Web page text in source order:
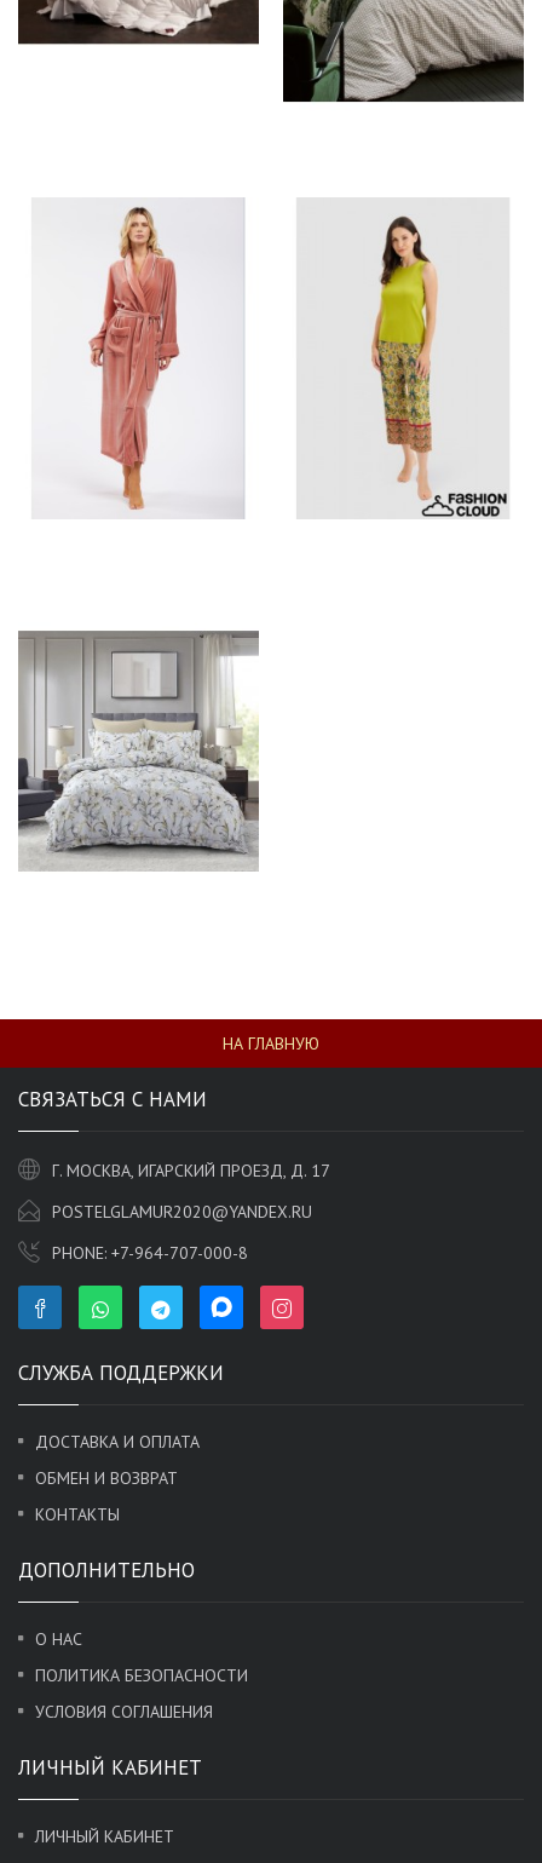
НА ГЛАВНУЮ
СВЯЗАТЬСЯ С НАМИ
Г. МОСКВА, ИГАРСКИЙ ПРОЕЗД, Д. 17
POSTELGLAMUR2020@YANDEX.RU
PHONE: +7-964-707-000-8
СЛУЖБА ПОДДЕРЖКИ
ДОСТАВКА И ОПЛАТА
ОБМЕН И ВОЗВРАТ
КОНТАКТЫ
ДОПОЛНИТЕЛЬНО
О НАС
ПОЛИТИКА БЕЗОПАСНОСТИ
УСЛОВИЯ СОГЛАШЕНИЯ
ЛИЧНЫЙ КАБИНЕТ
ЛИЧНЫЙ КАБИНЕТ